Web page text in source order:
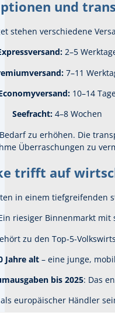
und
stehen verschiedene
2–5
7–11
10–14
Seefracht: 4–8 Wochen
zu erhöhen. Die
Überraschungen zu
trifft auf
in einem tiefgreifenden
riesiger Binnenmarkt mit
zu den Top-5-
Jahre alt– eine junge,
bis 2025: Das
europäischer Händler